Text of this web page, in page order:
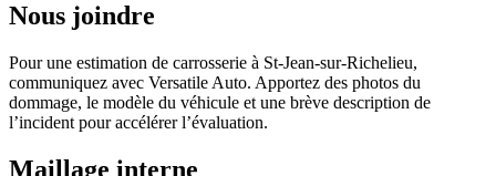
Nous joindre
Pour une estimation de carrosserie à St-Jean-sur-Richelieu,
communiquez avec Versatile Auto. Apportez des photos du
dommage, le modèle du véhicule et une brève description de
l’incident pour accélérer l’évaluation.
Maillage interne